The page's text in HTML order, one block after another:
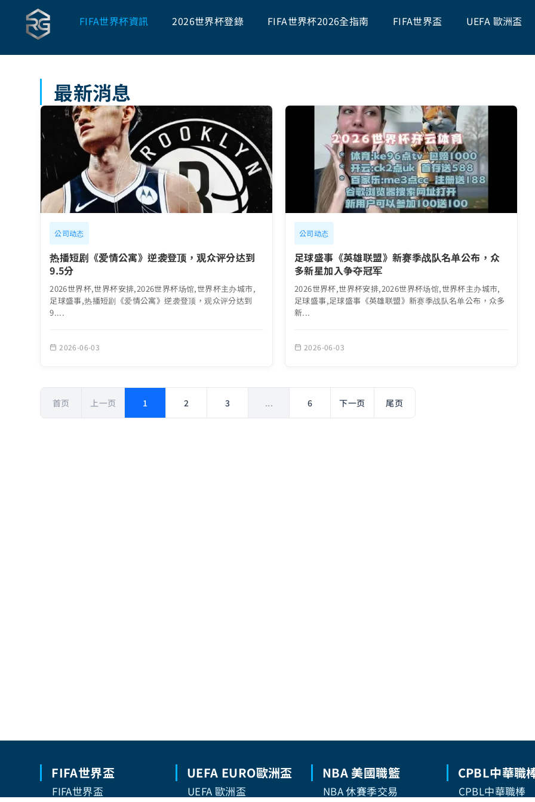
FIFA世界杯資訊 2026世界杯登錄 FIFA世界杯2026全指南 FIFA世界盃 UEFA 歐洲盃
最新消息
公司动态
热播短剧《爱情公寓》逆袭登顶，观众评分达到
9.5分
2026世界杯,世界杯安排,2026世界杯场馆,世界杯主办城市,
足球盛事,热播短剧《爱情公寓》逆袭登顶，观众评分达到
9....
2026-06-03
公司动态
足球盛事《英雄联盟》新赛季战队名单公布，众
多新星加入争夺冠军
2026世界杯,世界杯安排,2026世界杯场馆,世界杯主办城市,
足球盛事,足球盛事《英雄联盟》新赛季战队名单公布，众多
新...
2026-06-03
首页 上一页 1 2 3 ... 6 下一页 尾页
FIFA世界盃
FIFA世界盃
UEFA EURO歐洲盃
UEFA 歐洲盃
NBA 美國職籃
NBA 休賽季交易
CPBL中華職
CPBL中華職棒